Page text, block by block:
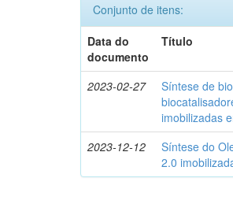
Conjunto de itens:
Data do
documento
Título
2023-02-27
Síntese de
imobilizadas
2023-12-12
Síntese do
2.0